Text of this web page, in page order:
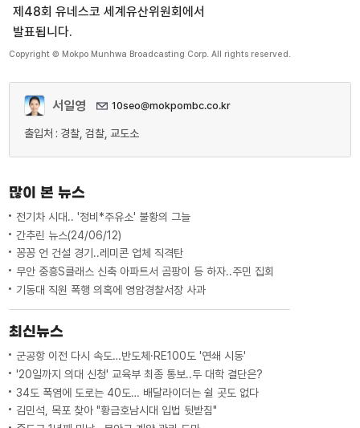
제48회 유네스코 세계유산위원회에서
발표됩니다.
Copyright © Mokpo Munhwa Broadcasting Corp. All rights reserved.
서일영 10seo@mokpombc.co.kr
출입처 : 경찰, 검찰, 교도소
많이 본 뉴스
전기차 시대.. '정비*주유소' 불황의 그늘
간추린 뉴스(24/06/12)
꽁꽁 언 건설 경기..레미콘 업체 직격탄
무안 중흥S클래스 신축 아파트서 곰팡이 등 하자..주민 집회
기동대 직원 폭행 의혹에 영암경찰서장 사과
최신뉴스
군공항 이전 다시 속도…반도체·RE100도 '연쇄 시동'
'20일까지 의대 신청' 교육부 최종 통보..두 대학 결단은?
34도 폭염에 도로는 40도… 배달라이더는 쉴 곳도 없다
김민석, 목포 찾아 "황금호남시대 입법 뒷받침"